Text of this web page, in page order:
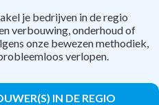
je bedrijven in de regio
verbouwing, onderhoud of
onze bewezen methodiek,
verlopen.
IN DE REGIO